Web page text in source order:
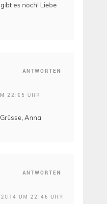
es noch! Liebe
ANTWORTEN
22:05 UHR
Anna
ANTWORTEN
UM 22:46 UHR